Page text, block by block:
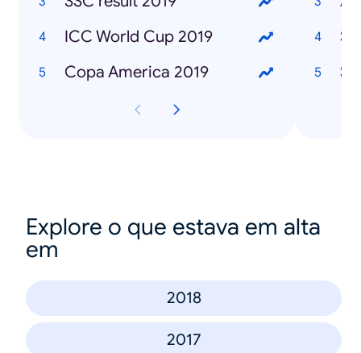
ICC World Cup 2019
Copa America 2019
Explore o que estava em alta
em
2018
2017